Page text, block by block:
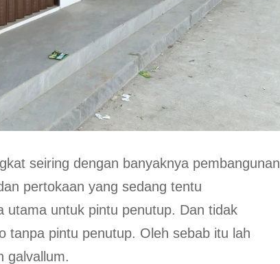
seiring dengan banyaknya pembangunan
pertokaan yang sedang tentu
utama untuk pintu penutup. Dan tidak
tanpa pintu penutup. Oleh sebab itu lah
galvallum.